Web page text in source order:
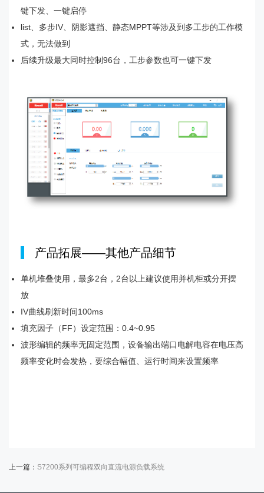
键下发、一键启停
list、多步IV、阴影遮挡、静态MPPT等涉及到多工步的工作模
式，无法做到
后续升级最大同时控制96台，工步参数也可一键下发
产品拓展——其他产品细节
单机堆叠使用，最多2台，2台以上建议使用并机柜或分开摆
放
IV曲线刷新时间100ms
填充因子（FF）设定范围：0.4~0.95
波形编辑的频率无固定范围，设备输出端口电解电容在电压高
频率变化时会发热，要综合幅值、运行时间来设置频率
上一篇： S7200系列可编程双向直流电源负载系统